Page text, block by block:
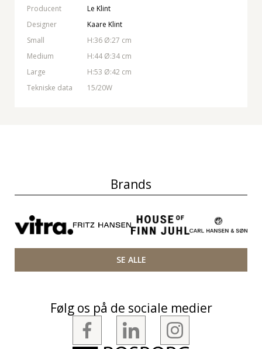
Producent
Le Klint
Designer
Kaare Klint
Small
H:36 Ø:27 cm
Medium
H:44 Ø:34 cm
Large
H:53 Ø:42 cm
Tekniske data
15/20W
Brands
SE ALLE
Følg os på de sociale medier